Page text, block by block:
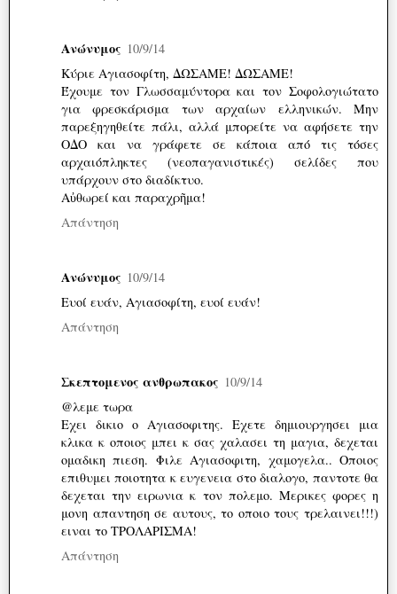
Ανώνυμος 10/9/14
Κύριε Αγιασοφίτη, ΔΩΣΑΜΕ! ΔΩΣΑΜΕ!
Έχουμε τον Γλωσσαμύντορα και τον Σοφολογιώτατο
για φρεσκάρισμα των αρχαίων ελληνικών. Μην
παρεξηγηθείτε πάλι, αλλά μπορείτε να αφήσετε την
ΟΔΟ και να γράφετε σε κάποια από τις τόσες
αρχαιόπληκτες (νεοπαγανιστικές) σελίδες που
υπάρχουν στο διαδίκτυο.
Αὐθωρεί και παραχρῆμα!
Απάντηση
Ανώνυμος 10/9/14
Ευοί ευάν, Αγιασοφίτη, ευοί ευάν!
Απάντηση
Σκεπτομενος ανθρωπακος 10/9/14
@λεμε τωρα
Εχει δικιο ο Αγιασοφιτης. Εχετε δημιουργησει μια
κλικα κ οποιος μπει κ σας χαλασει τη μαγια, δεχεται
ομαδικη πιεση. Φιλε Αγιασοφιτη, χαμογελα.. Οποιος
επιθυμει ποιοτητα κ ευγενεια στο διαλογο, παντοτε θα
δεχεται την ειρωνια κ τον πολεμο. Μερικες φορες η
μονη απαντηση σε αυτους, το οποιο τους τρελαινει!!!)
ειναι το ΤΡΟΛΑΡΙΣΜΑ!
Απάντηση